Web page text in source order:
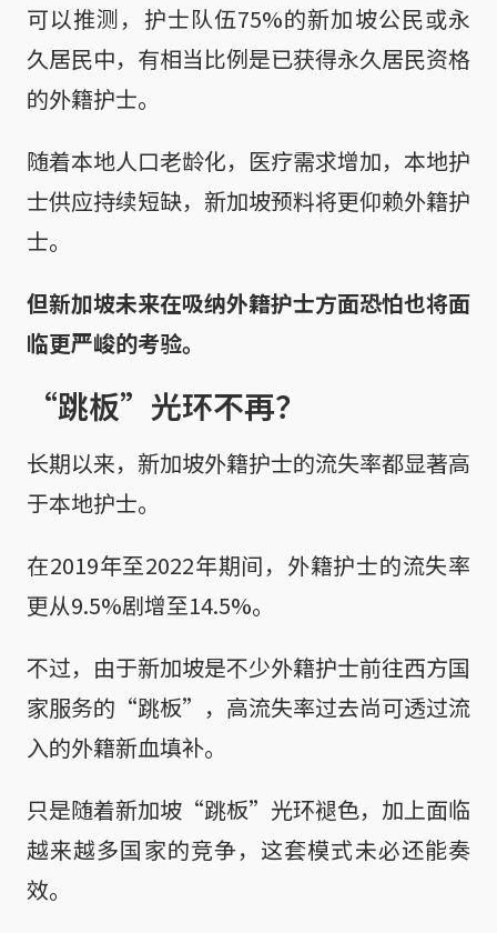
可以推测，护士队伍75%的新加坡公民或永
久居民中，有相当比例是已获得永久居民资格
的外籍护士。
随着本地人口老龄化，医疗需求增加，本地护
士供应持续短缺，新加坡预料将更仰赖外籍护
士。
但新加坡未来在吸纳外籍护士方面恐怕也将面
临更严峻的考验。
“跳板”光环不再？
长期以来，新加坡外籍护士的流失率都显著高
于本地护士。
在2019年至2022年期间，外籍护士的流失率
更从9.5%剧增至14.5%。
不过，由于新加坡是不少外籍护士前往西方国
家服务的“跳板”，高流失率过去尚可透过流
入的外籍新血填补。
只是随着新加坡“跳板”光环褪色，加上面临
越来越多国家的竞争，这套模式未必还能奏
效。